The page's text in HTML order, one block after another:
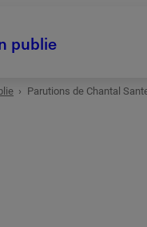
publie
Parutions de Chantal